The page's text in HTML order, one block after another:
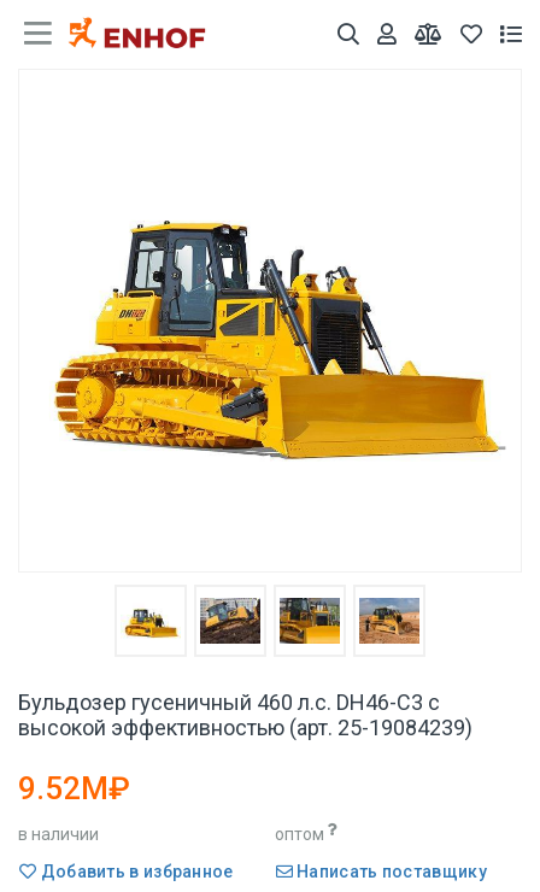
Бульдозер гусеничный 460 л.с. DH46-C3 с
высокой эффективностью (арт. 25-19084239)
9.52M₽
в наличии
оптом
Добавить в избранное
Написать поставщику